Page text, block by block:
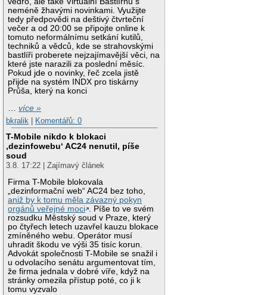
neméně žhavými novinkami. Využijte
tedy předpovědi na deštivý čtvrteční
večer a od 20:00 se připojte online k
tomuto neformálnímu setkání kutilů,
techniků a vědců, kde se strahovskými
bastlíři proberete nejzajímavější věci, na
které jste narazili za poslední měsíc.
Pokud jde o novinky, řeč zcela jistě
přijde na systém INDX pro tiskárny
Průša, který na konci
…více »
bkralik
Komentářů: 0
T-Mobile nikdo k blokaci
‚dezinfowebu‘ AC24 nenutil, píše
soud
3.8. 17:22 | Zajímavý článek
Firma T-Mobile blokovala
„dezinformační web“ AC24 bez toho,
aniž by k tomu měla závazný pokyn
orgánů veřejné moci . Píše to ve svém
rozsudku Městský soud v Praze, který
po čtyřech letech uzavřel kauzu blokace
zmíněného webu. Operátor musí
uhradit škodu ve výši 35 tisíc korun.
Advokát společnosti T-Mobile se snažil i
u odvolacího senátu argumentovat tím,
že firma jednala v dobré víře, když na
stránky omezila přístup poté, co ji k
tomu vyzvalo